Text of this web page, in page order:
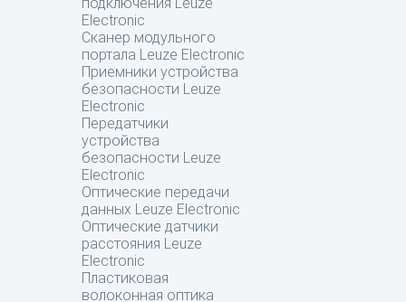
Electronic
Сканер модульного
портала Leuze Electronic
Приемники устройства
безопасности Leuze
Electronic
Передатчики
устройства
безопасности Leuze
Electronic
Оптические передачи
данных Leuze Electronic
Оптические датчики
расстояния Leuze
Electronic
Пластиковая
волоконная оптика